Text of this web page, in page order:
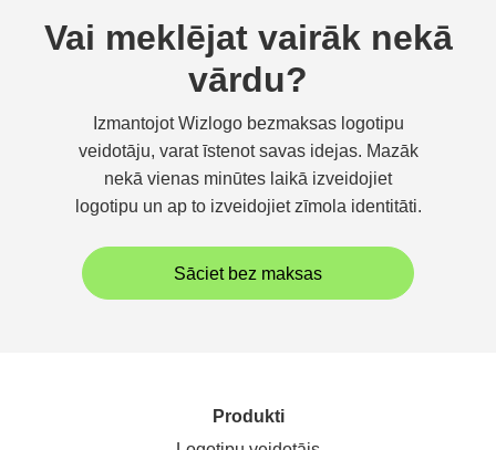
Vai meklējat vairāk nekā
vārdu?
Izmantojot Wizlogo bezmaksas logotipu
veidotāju, varat īstenot savas idejas. Mazāk
nekā vienas minūtes laikā izveidojiet
logotipu un ap to izveidojiet zīmola identitāti.
Sāciet bez maksas
Produkti